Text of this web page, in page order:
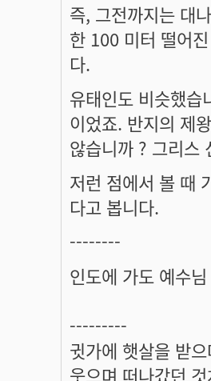
즉, 그전까지는 대
한 100 미터 떨어
다.
유태인도 비슷했
이었죠. 반지의 제
않습니까 ? 그리스
저런 점에서 볼 때
다고 봅니다.
--------
인도에 가도 예수
---------
귓가에 햇살을 받
웃으며 떠나갔던